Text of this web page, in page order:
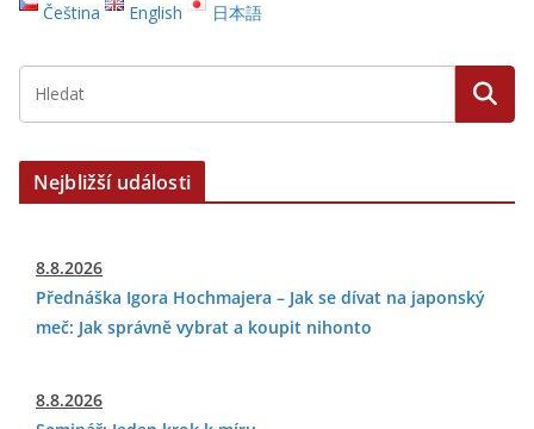
Čeština English 日本語
Nejbližší události
8.8.2026
Přednáška Igora Hochmajera – Jak se dívat na japonský
meč: Jak správně vybrat a koupit nihonto
8.8.2026